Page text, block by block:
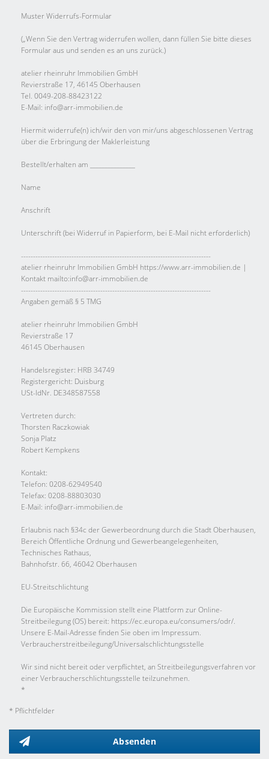
Muster Widerrufs-Formular
(„Wenn Sie den Vertrag widerrufen wollen, dann füllen Sie bitte dieses
Formular aus und senden es an uns zurück.)
atelier rheinruhr Immobilien GmbH
Revierstraße 17, 46145 Oberhausen
Tel. 0049-208-88423122
E-Mail: info@arr-immobilien.de
Hiermit widerrufe(n) ich/wir den von mir/uns abgeschlossenen Vertrag
über die Erbringung der Maklerleistung
Bestellt/erhalten am _______________
Name
Anschrift
Unterschrift (bei Widerruf in Papierform, bei E-Mail nicht erforderlich)
-------------------------------------------------------------------------------
atelier rheinruhr Immobilien GmbH https://www.arr-immobilien.de |
Kontakt mailto:info@arr-immobilien.de
-------------------------------------------------------------------------------
Angaben gemäß § 5 TMG
atelier rheinruhr Immobilien GmbH
Revierstraße 17
46145 Oberhausen
Handelsregister: HRB 34749
Registergericht: Duisburg
USt-IdNr. DE348587558
Vertreten durch:
Thorsten Raczkowiak
Sonja Platz
Robert Kempkens
Kontakt:
Telefon: 0208-62949540
Telefax: 0208-88803030
E-Mail: info@arr-immobilien.de
Erlaubnis nach §34c der Gewerbeordnung durch die Stadt Oberhausen,
Bereich Öffentliche Ordnung und Gewerbeangelegenheiten,
Technisches Rathaus,
Bahnhofstr. 66, 46042 Oberhausen
EU-Streitschlichtung
Die Europäische Kommission stellt eine Plattform zur Online-
Streitbeilegung (OS) bereit: https://ec.europa.eu/consumers/odr/.
Unsere E-Mail-Adresse finden Sie oben im Impressum.
Verbraucher­streit­beilegung/Universal­schlichtungs­stelle
Wir sind nicht bereit oder verpflichtet, an Streitbeilegungsverfahren vor
einer Verbraucherschlichtungsstelle teilzunehmen.
*
* Pflichtfelder
Absenden